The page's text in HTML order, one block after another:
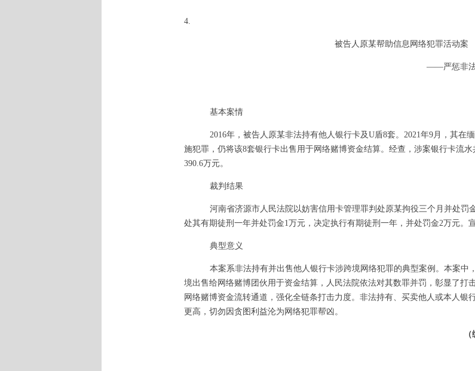
4.
被告人原某帮助信息网络犯罪活动案
——严惩非法
基本案情
2016年，被告人原某非法持有他人银行卡及U盾8套。2021年9月，其在
施犯罪，仍将该8套银行卡出售用于网络赌博资金结算。经查，涉案银行卡流
390.6万元。
裁判结果
河南省济源市人民法院以妨害信用卡管理罪判处原某拘役三个月并处罚
处其有期徒刑一年并处罚金1万元，决定执行有期徒刑一年，并处罚金2万元。
典型意义
本案系非法持有并出售他人银行卡涉跨境网络犯罪的典型案例。本案中
境出售给网络赌博团伙用于资金结算， 人民法院依法对其数罪并罚，彰显了打
网络赌博资金流转通道，强化全链条打击力度。非法持有、买卖他人或本人银
更高，切勿因贪图利益沦为网络犯罪帮凶。